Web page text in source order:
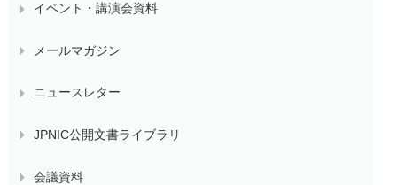
イベント・講演会資料
メールマガジン
ニュースレター
JPNIC公開文書ライブラリ
会議資料